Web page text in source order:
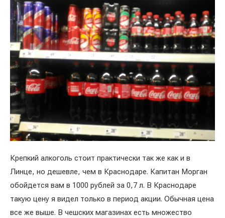
Крепкий алкоголь стоит практически так же как и в
Линце, но дешевле, чем в Краснодаре. Капитан Морган
обойдется вам в 1000 рублей за 0,7 л. В Краснодаре
такую цену я видел только в период акции. Обычная цена
все же выше. В чешских магазинах есть множество